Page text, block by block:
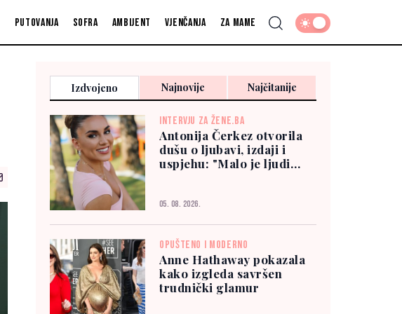
Putovanja Sofra Ambijent Vjenčanja Za mame
Izdvojeno Najnovije Najčitanije
INTERVJU ZA ŽENE.BA
Antonija Čerkez otvorila
dušu o ljubavi, izdaji i
uspjehu: "Malo je ljudi
05. 08. 2026.
OPUŠTENO I MODERNO
Anne Hathaway pokazala
kako izgleda savršen
trudnički glamur